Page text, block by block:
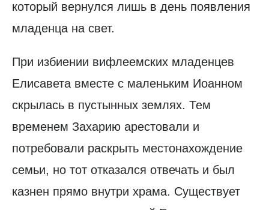
который вернулся лишь в день появления
младенца на свет.
При избиении вифлеемских младенцев
Елисавета вместе с маленьким Иоанном
скрылась в пустынных землях. Тем
временем Захарию арестовали и
потребовали раскрыть местонахождение
семьи, но тот отказался отвечать и был
казнен прямо внутри храма. Существует